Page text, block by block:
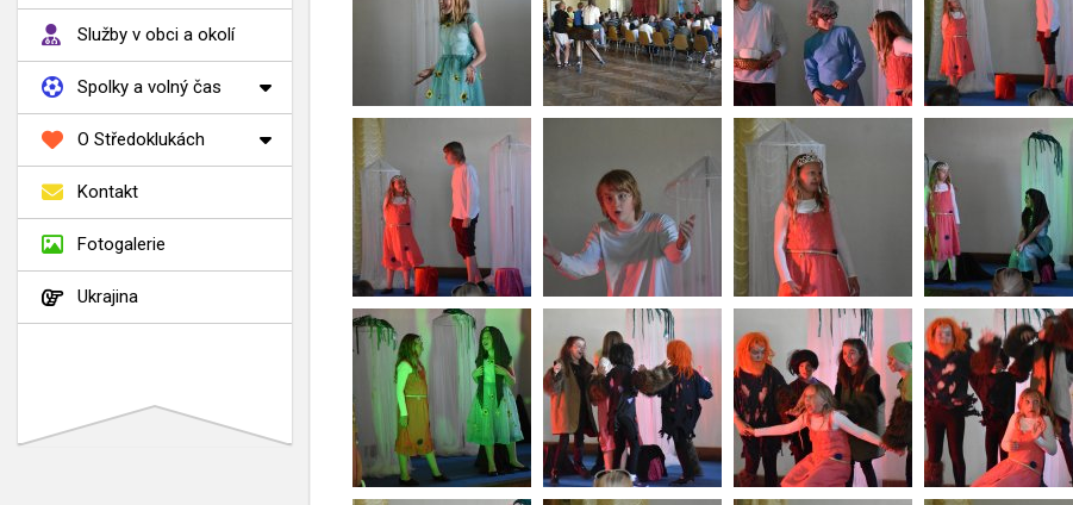
Služby v obci a okolí
Spolky a volný čas
O Středoklukách
Kontakt
Fotogalerie
Ukrajina